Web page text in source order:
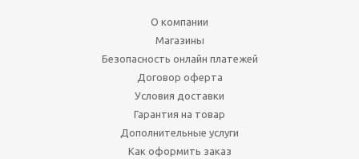
О компании
Магазины
Безопасность онлайн платежей
Договор оферта
Условия доставки
Гарантия на товар
Дополнительные услуги
Как оформить заказ